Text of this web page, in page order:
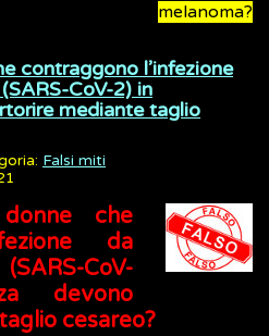
melanoma?
contraggono l’infezione
CoV-2) in
mediante taglio
Falsi miti
che
da
CoV-
devono
cesareo?